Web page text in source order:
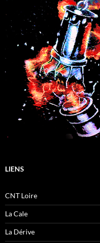
LIENS
CNT Loire
La Cale
La Dérive